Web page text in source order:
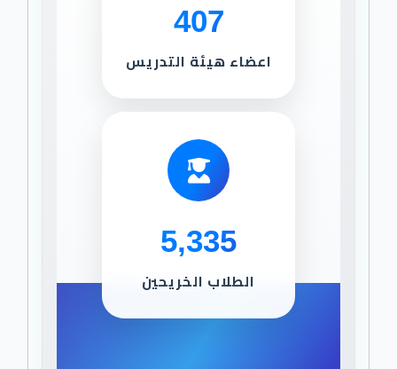
407
اعضاء هيئة التدريس
5,335
الطلاب الخريحين